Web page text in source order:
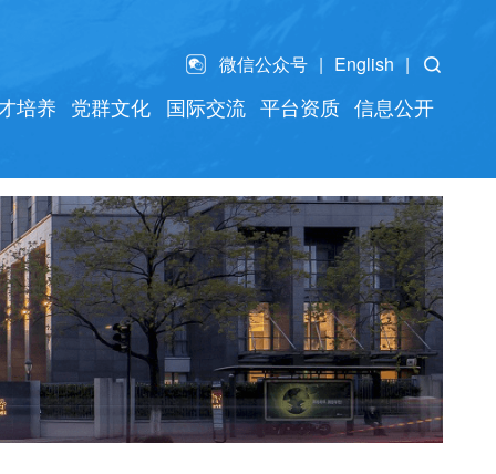
微信公众号 English
培养 党群文化 国际交流 平台资质 信息公开